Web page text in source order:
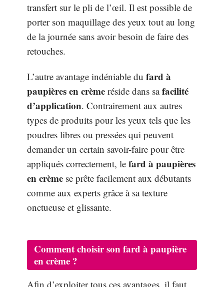
transfert sur le pli de l’œil. Il est possible de
porter son maquillage des yeux tout au long
de la journée sans avoir besoin de faire des
retouches.
L’autre avantage indéniable du fard à
paupières en crème réside dans safacilité
d’application. Contrairement aux autres
types de produits pour les yeux tels que les
poudres libres ou pressées qui peuvent
demander un certain savoir-faire pour être
appliqués correctement, le fard à paupières
en crème se prête facilement aux débutants
comme aux experts grâce à sa texture
onctueuse et glissante.
Comment choisir son fard à paupière
en crème ?
Afin d’exploiter tous ces avantages, il faut